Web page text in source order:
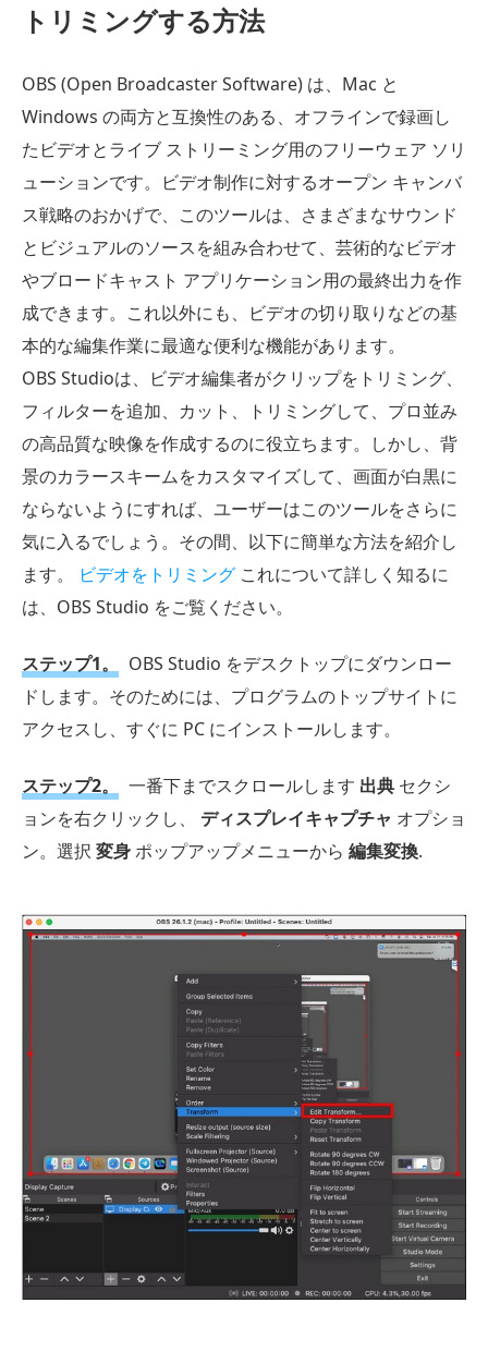
トリミングする方法
OBS (Open Broadcaster Software) は、Mac と
Windows の両方と互換性のある、オフラインで録画し
たビデオとライブ ストリーミング用のフリーウェア ソリ
ューションです。ビデオ制作に対するオープン キャンバ
ス戦略のおかげで、このツールは、さまざまなサウンド
とビジュアルのソースを組み合わせて、芸術的なビデオ
やブロードキャスト アプリケーション用の最終出力を作
成できます。これ以外にも、ビデオの切り取りなどの基
本的な編集作業に最適な便利な機能があります。
OBS Studioは、ビデオ編集者がクリップをトリミング、
フィルターを追加、カット、トリミングして、プロ並み
の高品質な映像を作成するのに役立ちます。しかし、背
景のカラースキームをカスタマイズして、画面が白黒に
ならないようにすれば、ユーザーはこのツールをさらに
気に入るでしょう。その間、以下に簡単な方法を紹介し
ます。
ビデオをトリミング これについて詳しく知るに
は、OBS Studio をご覧ください。
ステップ1。
OBS Studio をデスクトップにダウンロー
ドします。そのためには、プログラムのトップサイトに
アクセスし、すぐに PC にインストールします。
ステップ2。 一番下までスクロールします 出典 セクシ
ョンを右クリックし、 ディスプレイキャプチャ オプショ
ン。選択 変身ポップアップメニューから 編集変換.